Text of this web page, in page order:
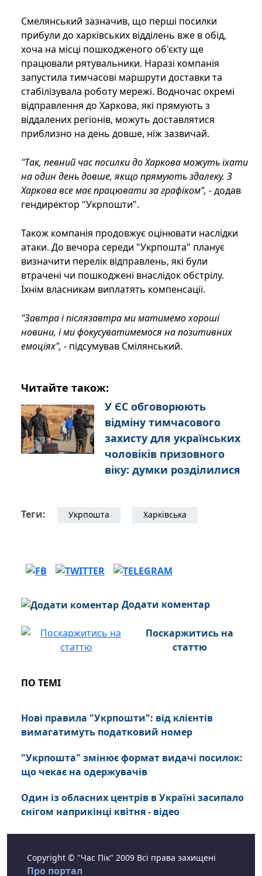
Смелянський зазначив, що перші посилки
прибули до харківських відділень вже в обід,
хоча на місці пошкодженого об'єкту ще
працювали рятувальники. Наразі компанія
запустила тимчасові маршрути доставки та
стабілізувала роботу мережі. Водночас окремі
відправлення до Харкова, які прямують з
віддалених регіонів, можуть доставлятися
приблизно на день довше, ніж зазвичай.
"Так, певний час посилки до Харкова можуть їхати
на один день довше, якщо прямують здалеку. З
Харкова все має працювати за графіком", - додав
гендиректор "Укрпошти".
Також компанія продовжує оцінювати наслідки
атаки. До вечора середи "Укрпошта" планує
визначити перелік відправлень, які були
втрачені чи пошкоджені внаслідок обстрілу.
Їхнім власникам виплатять компенсації.
"Завтра і післязавтра ми матимемо хороші
новини, і ми фокусуватимемося на позитивних
емоціях", - підсумував Смілянський.
Читайте також:
У ЄС обговорюють
відміну тимчасового
захисту для українських
чоловіків призовного
віку: думки розділилися
Теги: Укрпошта Харківська
Додати коментар
Поскаржитись на
статтю
ПО ТЕМІ
Нові правила "Укрпошти": від клієнтів
вимагатимуть податковий номер
"Укрпошта" змінює формат видачі посилок:
що чекає на одержувачів
Один із обласних центрів в Україні засипало
снігом наприкінці квітня - відео
Copyright © "Час Пік" 2009 Всі права захищені
Про портал